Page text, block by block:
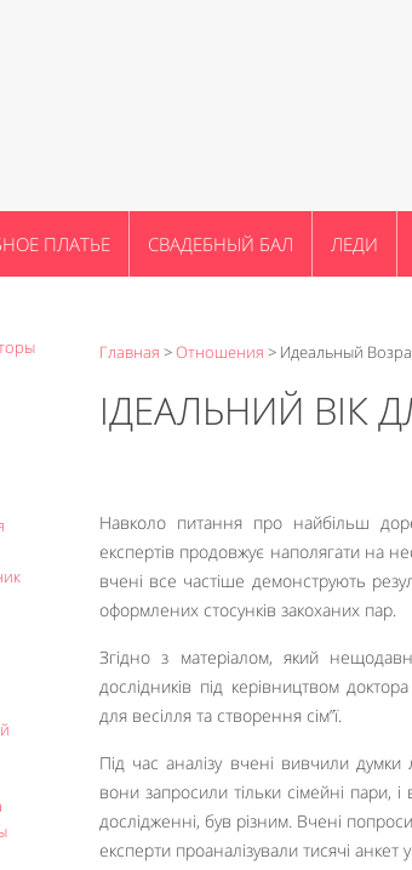
ПЛАТЬЕ СВАДЕБНЫЙ БАЛ ЛЕДИ
Главная >Отношения > Идеальный
ІДЕАЛЬНИЙ ВІК
Навколо питання про найбільш
експертів продовжує наполягати на
вчені все частіше демонструють
оформлених стосунків закоханих пар.
Згідно з матеріалом, який
дослідників під керівництвом
для весілля та створення сім”ї.
Під час аналізу вчені вивчили
вони запросили тільки сімейні пари,
дослідженні, був різним. Вчені
експерти проаналізували тисячі анкет